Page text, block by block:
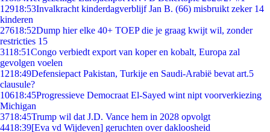
12918:53Invalkracht kinderdagverblijf Jan B. (66) misbruikt zeker 14
kinderen
27618:52Dump hier elke 40+ TOEP die je graag kwijt wil, zonder
restricties 15
3118:51Congo verbiedt export van koper en kobalt, Europa zal
gevolgen voelen
1218:49Defensiepact Pakistan, Turkije en Saudi-Arabië bevat art.5
clausule?
10618:45Progressieve Democraat El-Sayed wint nipt voorverkiezing
Michigan
3718:45Trump wil dat J.D. Vance hem in 2028 opvolgt
4418:39[Eva vd Wijdeven] geruchten over dakloosheid